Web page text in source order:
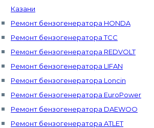
Казани
Ремонт бензогенератора HONDA
Ремонт бензогенератора ТСС
Ремонт бензогенератора REDVOLT
Ремонт бензогенератора LIFAN
Ремонт бензогенератора Loncin
Ремонт бензогенератора EuroPower
Ремонт бензогенератора DAEWOO
Ремонт бензогенератора ATLET